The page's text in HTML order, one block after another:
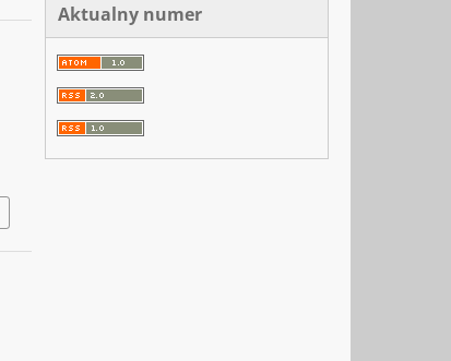
Aktualny numer